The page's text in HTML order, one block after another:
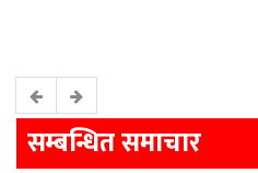
सम्बन्धित समाचार